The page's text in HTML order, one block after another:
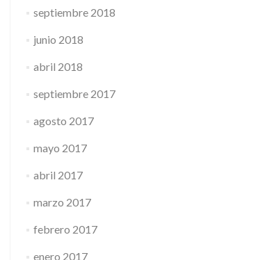
septiembre 2018
junio 2018
abril 2018
septiembre 2017
agosto 2017
mayo 2017
abril 2017
marzo 2017
febrero 2017
enero 2017